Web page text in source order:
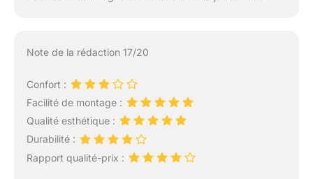
Note de la rédaction 17/20
Confort :
Facilité de montage :
Qualité esthétique :
Durabilité :
Rapport qualité-prix :